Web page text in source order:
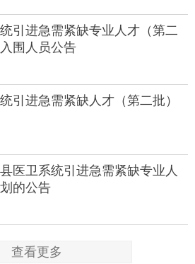
引进急需紧缺专业人才（第二
围人员公告
引进急需紧缺人才（第二批）
医卫系统引进急需紧缺专业人
的公告
查看更多